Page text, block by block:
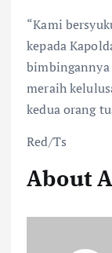
“Kami
kepada
bimbingannya
meraih
kedua orang
Red/Ts
About